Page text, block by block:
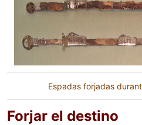
Espadas forjadas
Forjar el destino